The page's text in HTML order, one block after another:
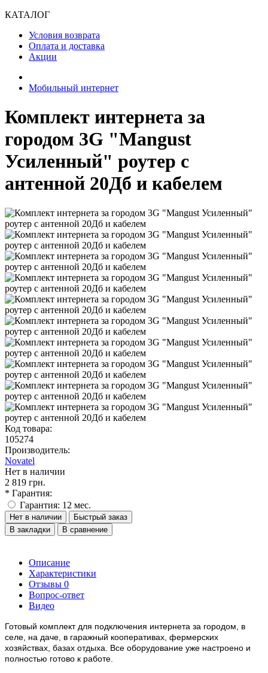
КАТАЛОГ
Условия возврата
Оплата и доставка
Акции
Мобильный интернет
Комплект интернета за
городом 3G "Mangust
Усиленный" роутер с
антенной 20Дб и кабелем
Код товара:
105274
Производитель:
Novatel
Нет в наличии
2 819 грн.
* Гарантия:
Гарантия: 12 мес.
Нет в наличии
Быстрый заказ
В закладки
В сравнение
Описание
Характеристики
Отзывы 0
Вопрос-ответ
Видео
Готовый комплект для подключения интернета за городом, в
селе, на даче, в гаражный кооперативах, фермерских
хозяйствах, базах отдыха. Все оборудование уже настроено и
полностью готово к работе.